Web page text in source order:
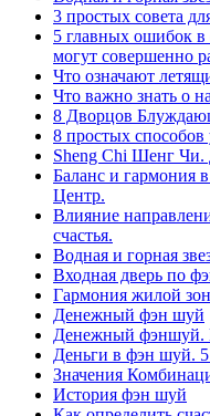
3 простых совета
5 главных ошибок
могут совершенно
Что означают
Что важно знать о
8 Дворцов
8 простых
Sheng Chi Шенг Чи.
Баланс и гармония
Центр.
Влияние
счастья.
Водная и горная
Входная дверь по
Гармония жилой
Денежный фэн шуй
Денежный фэншуй.
Деньги в фэн шуй.
Значения
История фэн шуй